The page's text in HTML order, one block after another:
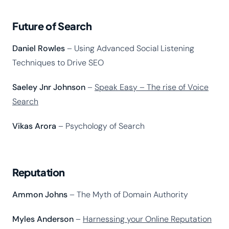
Future of Search
Daniel Rowles– Using Advanced Social Listening
Techniques to Drive SEO
Saeley Jnr Johnson– Speak Easy – The rise of Voice
Search
Vikas Arora – Psychology of Search
Reputation
Ammon Johns– The Myth of Domain Authority
Myles Anderson– Harnessing your Online Reputation